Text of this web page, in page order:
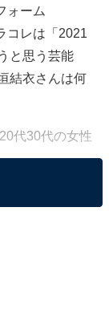
ォーム
コレは「2021
と思う芸能
結衣さんは何
代30代の女性